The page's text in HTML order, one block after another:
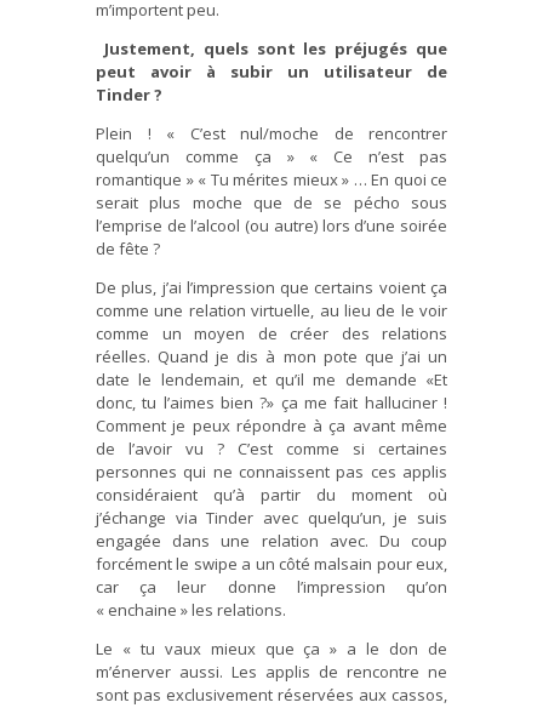
m’importent peu.
Justement, quels sont les préjugés que
peut avoir à subir un utilisateur de
Tinder ?
Plein ! « C’est nul/moche de rencontrer
quelqu’un comme ça » « Ce n’est pas
romantique » « Tu mérites mieux » … En quoi ce
serait plus moche que de se pécho sous
l’emprise de l’alcool (ou autre) lors d’une soirée
de fête ?
De plus, j’ai l’impression que certains voient ça
comme une relation virtuelle, au lieu de le voir
comme un moyen de créer des relations
réelles. Quand je dis à mon pote que j’ai un
date le lendemain, et qu’il me demande «Et
donc, tu l’aimes bien ?» ça me fait halluciner !
Comment je peux répondre à ça avant même
de l’avoir vu ? C’est comme si certaines
personnes qui ne connaissent pas ces applis
considéraient qu’à partir du moment où
j’échange via Tinder avec quelqu’un, je suis
engagée dans une relation avec. Du coup
forcément le swipe a un côté malsain pour eux,
car ça leur donne l’impression qu’on
« enchaine » les relations.
Le « tu vaux mieux que ça » a le don de
m’énerver aussi. Les applis de rencontre ne
sont pas exclusivement réservées aux cassos,